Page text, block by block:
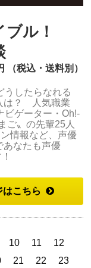
ブル！
（税込・送料別）
うしたらなれる
は？ 人気職業
ビゲーター・Oh!-
ご〟の先輩25人
情報など、声優
なたも声優
こちら
10 11
12
21 22
23